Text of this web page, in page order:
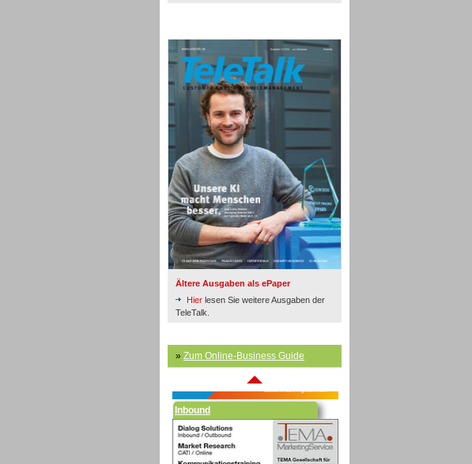
Ältere Ausgaben als ePaper
Hier lesen Sie weitere Ausgaben der
TeleTalk.
» Zum Online-Business Guide
Inbound
Inbound